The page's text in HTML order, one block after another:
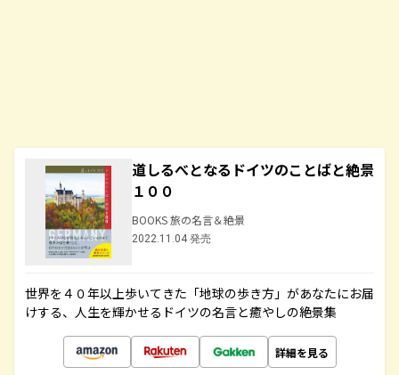
道しるべとなるドイツのことばと絶景
１００
BOOKS 旅の名言＆絶景
2022.11.04 発売
世界を４０年以上歩いてきた「地球の歩き方」があなたにお届
けする、人生を輝かせるドイツの名言と癒やしの絶景集
詳細を見る